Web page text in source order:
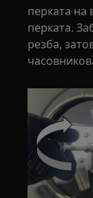
перката на
перката.
резба,